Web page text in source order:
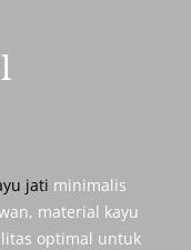
jati minimalis
material kayu
optimal untuk